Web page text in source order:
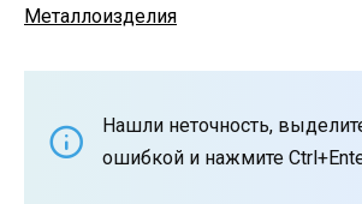
Металлоизделия
Нашли неточность,
ошибкой и нажмите